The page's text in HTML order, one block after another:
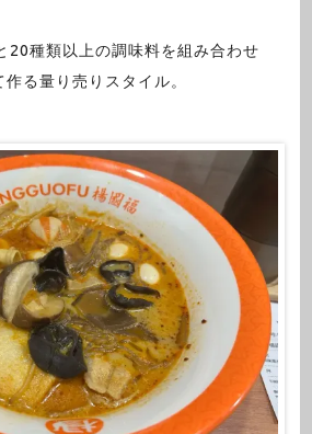
20種類以上の調味料を組み合わせ
る量り売りスタイル。